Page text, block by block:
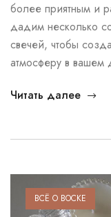
более приятным и
дадим несколько
свечей, чтобы
атмосферу в
Читать далее
ВСЁ О ВОСКЕ